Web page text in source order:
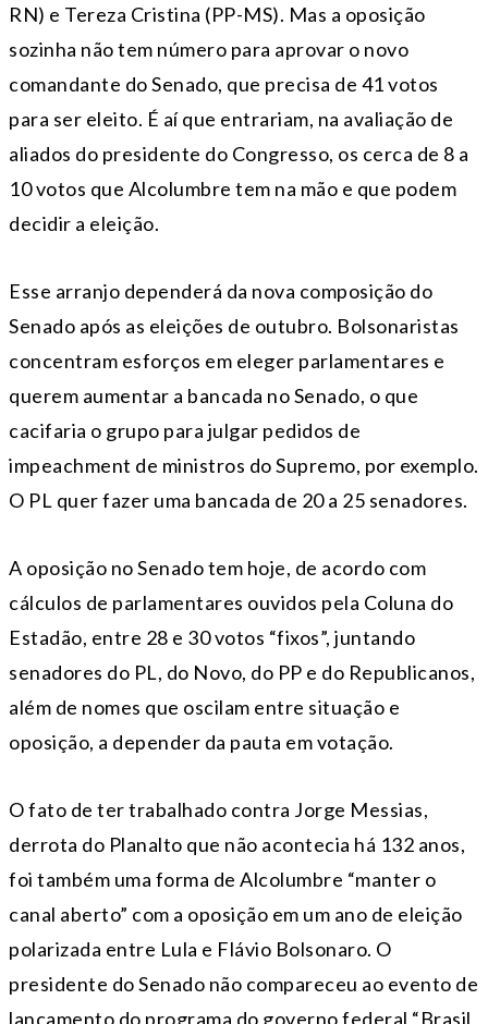
RN) e Tereza Cristina (PP-MS). Mas a oposição
sozinha não tem número para aprovar o novo
comandante do Senado, que precisa de 41 votos
para ser eleito. É aí que entrariam, na avaliação de
aliados do presidente do Congresso, os cerca de 8 a
10 votos que Alcolumbre tem na mão e que podem
decidir a eleição.
Esse arranjo dependerá da nova composição do
Senado após as eleições de outubro. Bolsonaristas
concentram esforços em eleger parlamentares e
querem aumentar a bancada no Senado, o que
cacifaria o grupo para julgar pedidos de
impeachment de ministros do Supremo, por exemplo.
O PL quer fazer uma bancada de 20 a 25 senadores.
A oposição no Senado tem hoje, de acordo com
cálculos de parlamentares ouvidos pela Coluna do
Estadão, entre 28 e 30 votos “fixos”, juntando
senadores do PL, do Novo, do PP e do Republicanos,
além de nomes que oscilam entre situação e
oposição, a depender da pauta em votação.
O fato de ter trabalhado contra Jorge Messias,
derrota do Planalto que não acontecia há 132 anos,
foi também uma forma de Alcolumbre “manter o
canal aberto” com a oposição em um ano de eleição
polarizada entre Lula e Flávio Bolsonaro. O
presidente do Senado não compareceu ao evento de
lançamento do programa do governo federal “Brasil